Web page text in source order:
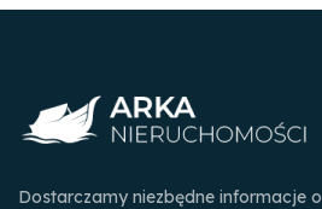
Dostarczamy niezbędne informacje o